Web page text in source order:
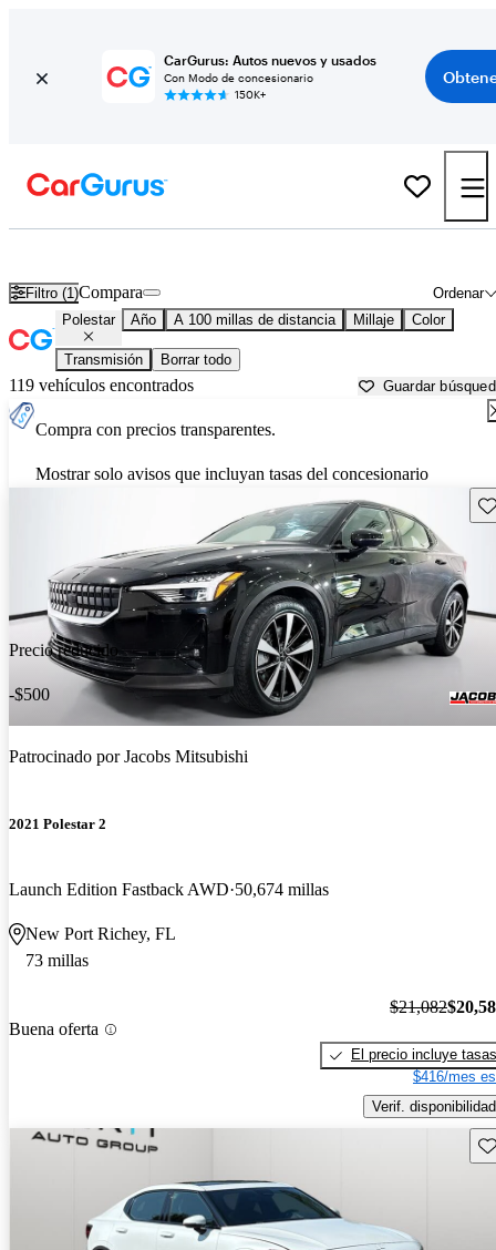
CarGurus: Autos nuevos y usados
Con Modo de concesionario
150K+
Filtro (1) Ordenar
Compara
Polestar Año A 100 millas de distancia Millaje Color
Transmisión Borrar todo
119 vehículos encontrados Guardar
Compra con precios transparentes.
Mostrar solo avisos que incluyan tasas del concesionario
Precio reducido
-$500
Patrocinado porJacobs Mitsubishi
2021 Polestar 2
Launch Edition Fastback AWD 50,674 millas
New Port Richey, FL
73 millas
Buena oferta
$21,082
El precio incluye tasas
$416/mes
Verif. disponibilidad